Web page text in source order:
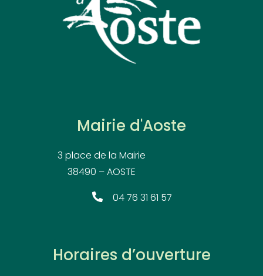
Mairie d'Aoste
3 place de la Mairie
38490 – AOSTE
04 76 31 61 57
Horaires d’ouverture